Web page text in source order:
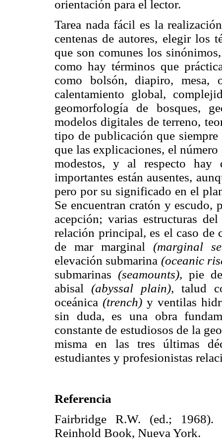
orientación para el lector.
Tarea nada fácil es la
centenas de autores, elegir los
que son comunes los
como hay términos que
como bolsón, diapiro, mesa,
calentamiento global,
geomorfología de bosques,
modelos digitales de terreno,
tipo de publicación que
que las explicaciones, el
modestos, y al respecto hay
importantes están ausentes,
pero por su significado en el
Se encuentran cratón y escudo,
acepción; varias estructuras
relación principal, es el caso de
de mar marginal (marginal
elevación submarina (oceanic
submarinas(seamounts), pie
abisal (abyssal plain), talud
oceánica (trench)y ventilas
sin duda, es una obra
constante de estudiosos de la
misma en las tres últimas
estudiantes y profesionistas
Referencia
Fairbridge R.W. (ed.; 1968).
Reinhold Book, Nueva